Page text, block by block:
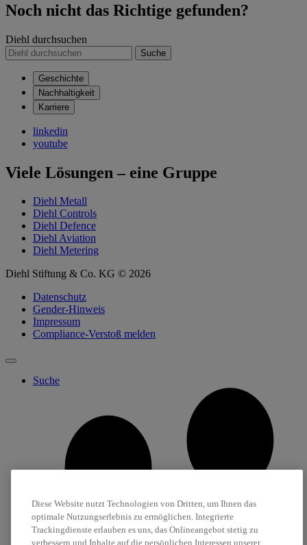
Noch nicht das Richtige gefunden?
Diehl durchsuchen
Suche
Geschichte
Nachhaltigkeit
Karriere
linkedin
youtube
Viele Lösungen – eine Gruppe
Diehl Metall
Diehl Controls
Diehl Defence
Diehl Aviation
Diehl Metering
Diehl Stiftung & Co. KG © 2026
Datenschutz
Gender-Hinweis
Impressum
Compliance-Verstoß melden
Suche
Diese Website nutzt Technologien von Dritten, um Ihnen das
optimale Nutzungserlebnis zu ermöglichen. Integrierte
Trackingdienste erlauben es uns, das Onlineangebot stetig zu
verbessern und Inhalte auf die persönlichen Interessen unserer